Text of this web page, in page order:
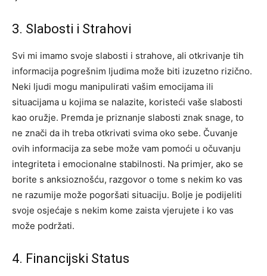
3. Slabosti i Strahovi
Svi mi imamo svoje slabosti i strahove, ali otkrivanje tih
informacija pogrešnim ljudima može biti izuzetno rizično.
Neki ljudi mogu manipulirati vašim emocijama ili
situacijama u kojima se nalazite, koristeći vaše slabosti
kao oružje. Premda je priznanje slabosti znak snage, to
ne znači da ih treba otkrivati svima oko sebe. Čuvanje
ovih informacija za sebe može vam pomoći u očuvanju
integriteta i emocionalne stabilnosti. Na primjer, ako se
borite s anksioznošću, razgovor o tome s nekim ko vas
ne razumije može pogoršati situaciju. Bolje je podijeliti
svoje osjećaje s nekim kome zaista vjerujete i ko vas
može podržati.
4. Financijski Status